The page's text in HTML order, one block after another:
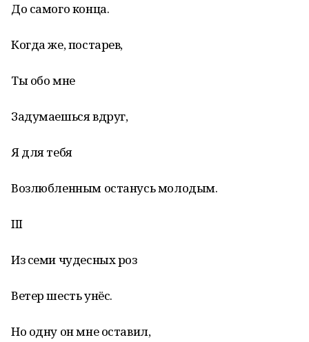
До самого конца.
Когда же, постарев,
Ты обо мне
Задумаешься вдруг,
Я для тебя
Возлюбленным останусь молодым.
III
Из семи чудесных роз
Ветер шесть унёс.
Но одну он мне оставил,